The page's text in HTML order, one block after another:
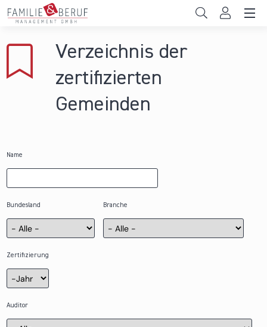
Direkt zum Inhalt
Gemeinden
Hochschulen
Verzeichnis der
zertifizierten
Gemeinden
Name
Bundesland Branche
Zertifizierung
Zertifizierung
Jahr
Auditor